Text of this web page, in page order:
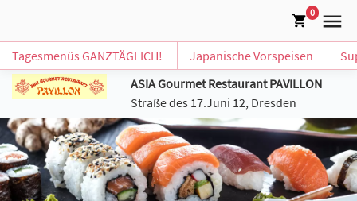
0
Tagesmenüs GANZTÄGLICH! Japanische Vorspeisen
ASIA Gourmet Restaurant PAVILLON
Straße des 17.Juni 12, Dresden